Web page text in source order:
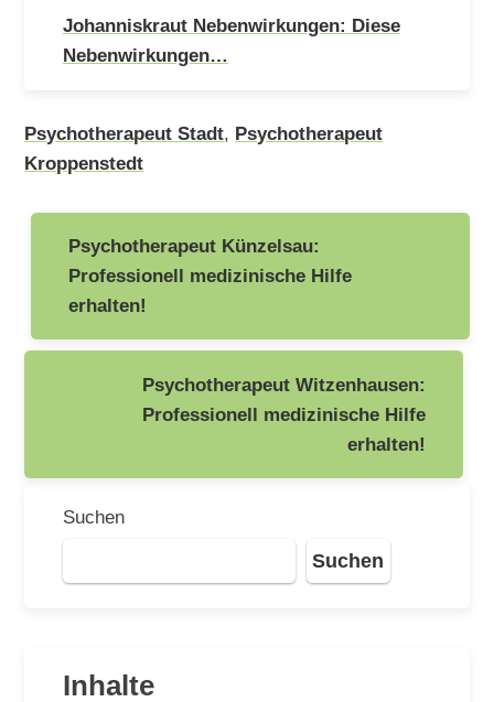
Johanniskraut Nebenwirkungen: Diese
Nebenwirkungen…
Psychotherapeut Stadt, Psychotherapeut
Kroppenstedt
Beitragsnavigation
Psychotherapeut Künzelsau:
Professionell medizinische Hilfe
erhalten!
Psychotherapeut Witzenhausen:
Professionell medizinische Hilfe
erhalten!
Suchen
Suchen
Inhalte